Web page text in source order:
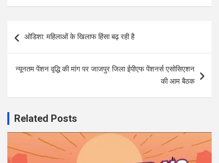
navigation
ओडिशा: महिलाओं के खिलाफ हिंसा बढ़ रही है
न्यूनतम पेंशन वृद्धि की मांग पर जाजपुर जिला ईपीएफ पेंशनर्स एसोसिएशन
की आम बैठक
Related Posts